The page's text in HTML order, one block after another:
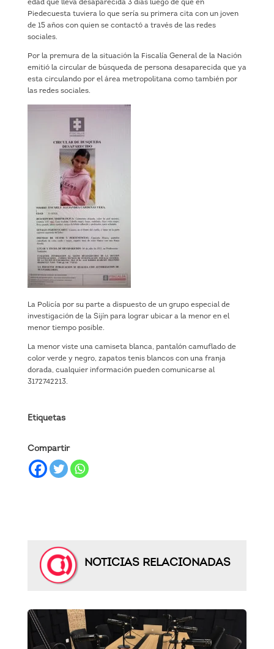
edad que lleva desaparecida 3 días luego de que en
Piedecuesta tuviera lo que sería su primera cita con un joven
de 15 años con quien se contactó a través de las redes
sociales.
Por la premura de la situación la Fiscalía General de la Nación
emitió la circular de búsqueda de persona desaparecida que ya
esta circulando por el área metropolitana como también por
las redes sociales.
La Policía por su parte a dispuesto de un grupo especial de
investigación de la Sijín para lograr ubicar a la menor en el
menor tiempo posible.
La menor viste una camiseta blanca, pantalón camuflado de
color verde y negro, zapatos tenis blancos con una franja
dorada, cualquier información pueden comunicarse al
3172742213.
Etiquetas
Compartir
NOTICIAS RELACIONADAS